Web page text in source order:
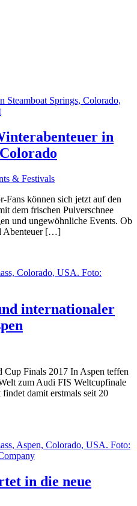
in
& Festivals
Fans können sich jetzt auf den
dem frischen Pulverschnee
und ungewöhnliche Events. Ob
Abenteuer […]
internationaler
Finals 2017 In Aspen teffen
zum Audi FIS Weltcupfinale
damit erstmals seit 20
in die neue